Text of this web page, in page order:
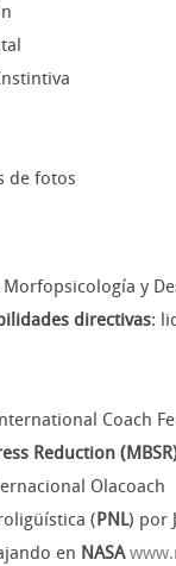
de fotos
y
directivas:
Coach
Reduction
Olacoach
(PNL) por
en NASA